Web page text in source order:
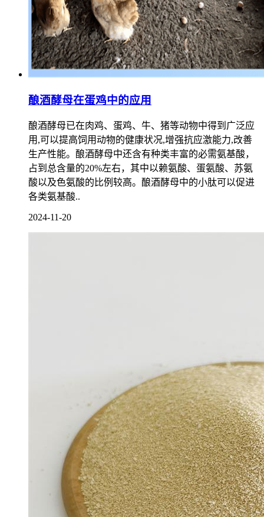
酿酒酵母在蛋鸡中的应用
酿酒酵母已在肉鸡、蛋鸡、牛、猪等动物中得到广泛应
用,可以提高饲用动物的健康状况,增强抗应激能力,改善
生产性能。酿酒酵母中还含有种类丰富的必需氨基酸，
占到总含量的20%左右，其中以赖氨酸、蛋氨酸、苏氨
酸以及色氨酸的比例较高。酿酒酵母中的小肽可以促进
各类氨基酸..
2024-11-20